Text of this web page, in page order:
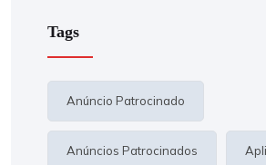
Tags
Anúncio Patrocinado
Anúncios Patrocinados